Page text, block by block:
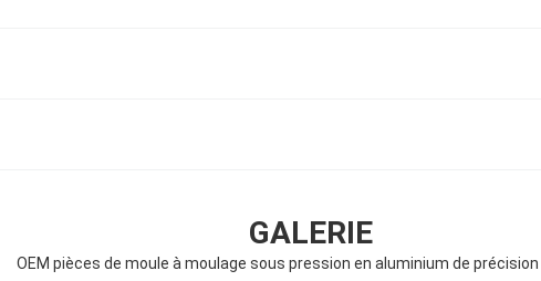
GALERIE
OEM pièces de moule à moulage sous pression en aluminium de précision